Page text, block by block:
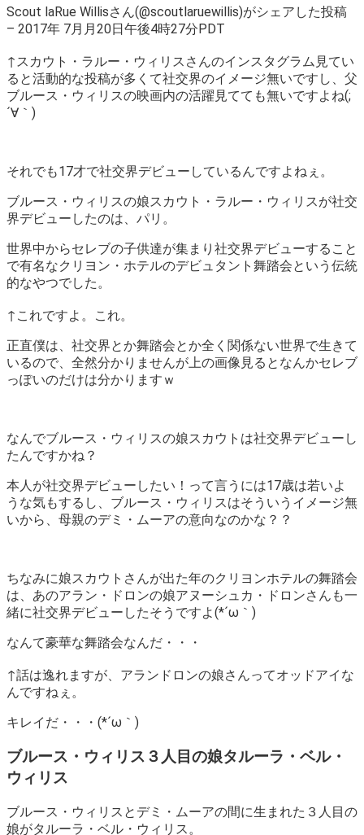
Scout laRue Willisさん(@scoutlaruewillis)がシェアした投稿
– 2017年 7月月20日午後4時27分PDT
↑スカウト・ラルー・ウィリスさんのインスタグラム見てい
ると活動的な投稿が多くて社交界のイメージ無いですし、父
ブルース・ウィリスの映画内の活躍見てても無いですよね(;
´∀｀)
それでも17才で社交界デビューしているんですよねぇ。
ブルース・ウィリスの娘スカウト・ラルー・ウィリスが社交
界デビューしたのは、パリ。
世界中からセレブの子供達が集まり社交界デビューすること
で有名なクリヨン・ホテルのデビュタント舞踏会という伝統
的なやつでした。
↑これですよ。これ。
正直僕は、社交界とか舞踏会とか全く関係ない世界で生きて
いるので、全然分かりませんが上の画像見るとなんかセレブ
っぽいのだけは分かりますｗ
なんでブルース・ウィリスの娘スカウトは社交界デビューし
たんですかね？
本人が社交界デビューしたい！って言うには17歳は若いよ
うな気もするし、ブルース・ウィリスはそういうイメージ無
いから、母親のデミ・ムーアの意向なのかな？？
ちなみに娘スカウトさんが出た年のクリヨンホテルの舞踏会
は、あのアラン・ドロンの娘アヌーシュカ・ドロンさんも一
緒に社交界デビューしたそうですよ(*´ω｀)
なんて豪華な舞踏会なんだ・・・
↑話は逸れますが、アランドロンの娘さんってオッドアイな
んですねぇ。
キレイだ・・・(*´ω｀)
ブルース・ウィリス３人目の娘タルーラ・ベル・
ウィリス
ブルース・ウィリスとデミ・ムーアの間に生まれた３人目の
娘がタルーラ・ベル・ウィリス。